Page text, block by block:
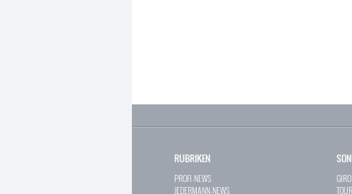
RUBRIKEN
PROFI-NEWS
JEDERMANN-NEWS